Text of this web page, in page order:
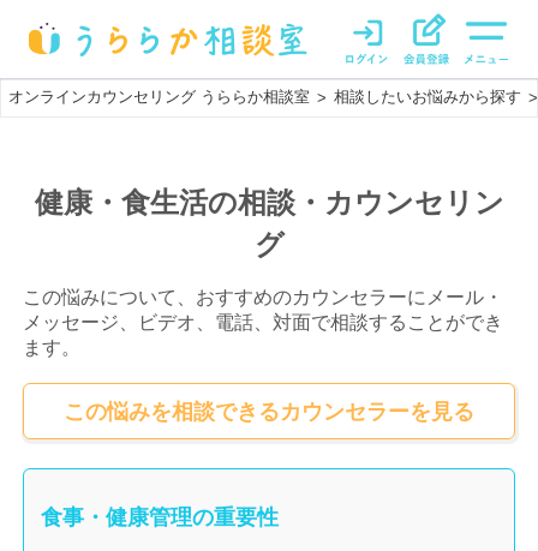
オンラインカウンセリング うららか相談室 > 相談したいお悩みから探す >
健康・食生活の相談・カウンセリン
グ
この悩みについて、おすすめのカウンセラーにメール・
メッセージ、ビデオ、電話、対面で相談することができ
ます。
この悩みを相談できるカウンセラーを見る
食事・健康管理の重要性